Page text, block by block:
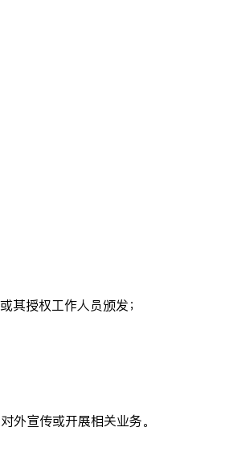
其授权工作人员颁发；
外宣传或开展相关业务。